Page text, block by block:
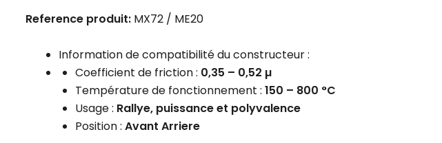
Reference produit: MX72 / ME20
Information de compatibilité du constructeur :
Coefficient de friction : 0,35 – 0,52 µ
Température de fonctionnement : 150 – 800 °C
Usage : Rallye, puissance et polyvalence
Position : Avant Arriere